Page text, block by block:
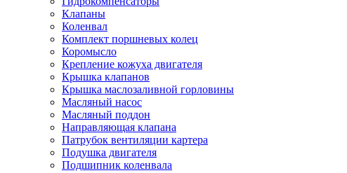
Клапаны
Коленвал
Комплект поршневых колец
Коромысло
Крепление кожуха двигателя
Крышка клапанов
Крышка маслозаливной горловины
Масляный насос
Масляный поддон
Направляющая клапана
Патрубок вентиляции картера
Подушка двигателя
Подшипник коленвала